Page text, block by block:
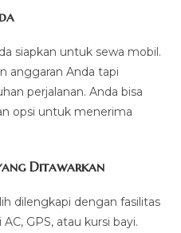
siapkan untuk sewa mobil.
anggaran Anda tapi
perjalanan. Anda bisa
opsi untuk menerima
Ditawarkan
dilengkapi dengan fasilitas
GPS, atau kursi bayi.